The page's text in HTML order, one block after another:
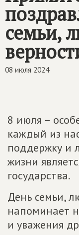
семьи,
08 июля 2024
8 июля –
каждый из
поддержку и
жизни
государства.
День семьи,
напоминает
и уважения